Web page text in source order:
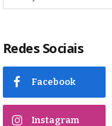
Redes Sociais
Facebook
Instagram